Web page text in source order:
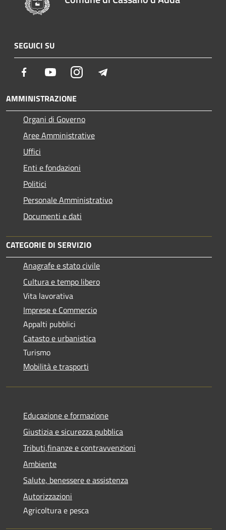
SEGUICI SU
Facebook YoutubeInstagram
AMMINISTRAZIONE
Organi di Governo
Aree Amministrative
Uffici
Enti e fondazioni
Politici
Personale Amministrativo
Documenti e dati
CATEGORIE DI SERVIZIO
Anagrafe e stato civile
Cultura e tempo libero
Vita lavorativa
Imprese e Commercio
Appalti pubblici
Catasto e urbanistica
Turismo
Mobilità e trasporti
Educazione e formazione
Giustizia e sicurezza pubblica
Tributi,finanze e contravvenzioni
Ambiente
Salute, benessere e assistenza
Autorizzazioni
Agricoltura e pesca